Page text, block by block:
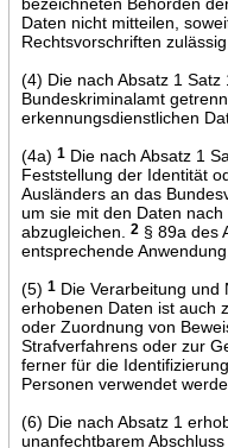
Daten nicht mitteilen,
Rechtsvorschriften zulässig
(4) Die nach Absatz 1
Bundeskriminalamt
erkennungsdienstlichen
(4a) 1Die nach Absatz 1
Feststellung der Identität
Ausländers an das
um sie mit den Daten
abzugleichen.
2§ 89a des
entsprechende Anwendung.
(5) 1Die Verarbeitung und
erhobenen Daten ist auch
oder Zuordnung von
Strafverfahrens oder zur
ferner für die
Personen verwendet
(6) Die nach Absatz 1
unanfechtbarem